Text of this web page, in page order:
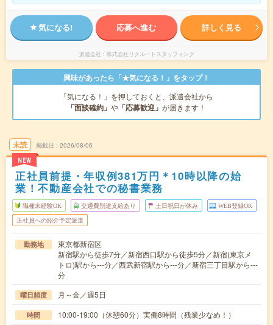
気になる! 応募へ進む 詳しく見る
派遣会社 株式会社リクルートスタッフィング
興味があったら「★気になる！」をタップ！
「気になる！」を押しておくと、派遣会社から
「面談確約」 や 「応募歓迎」 が届きます！
未読
NEW
掲載日 2026/08/06
正社員前提・年収例381万円＊10時以降の始
業！不動産会社での秘書業務
職種未経験OK 交通費別途支給あり 土日祝日が休み WEB登録OK
正社員への紹介予定派遣
勤務地
東京都新宿区
新宿駅から徒歩7分／新宿西口駅から徒歩5分／新宿(東京メ
トロ)駅から---分／西武新宿駅から---分／新宿三丁目駅から---
分
曜日頻度 月～金／週5日
時間 10:00-19:00（休憩60分）実働8時間（残業少なめ！）